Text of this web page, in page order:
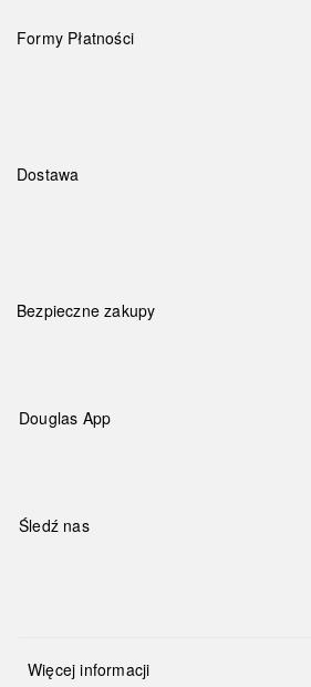
Formy Płatności
Dostawa
Bezpieczne zakupy
Douglas App
Śledź nas
Więcej informacji